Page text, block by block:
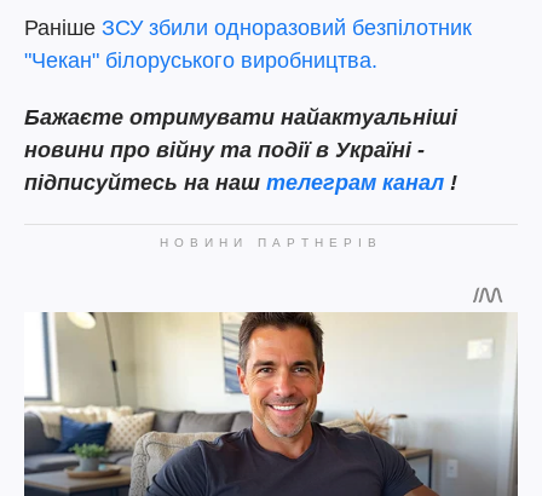
Раніше ЗСУ збили одноразовий безпілотник
"Чекан" білоруського виробництва.
Бажаєте отримувати найактуальніші
новини про війну та події в Україні -
підписуйтесь на наш телеграм канал !